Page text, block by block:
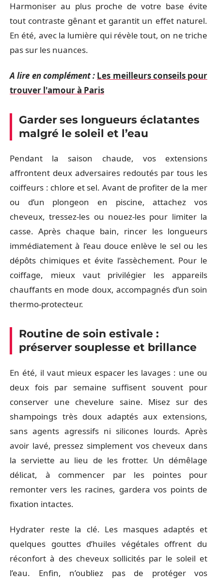
Harmoniser au plus proche de votre base évite
tout contraste gênant et garantit un effet naturel.
En été, avec la lumière qui révèle tout, on ne triche
pas sur les nuances.
A lire en complément : Les meilleurs conseils pour
trouver l'amour à Paris
Garder ses longueurs éclatantes
malgré le soleil et l’eau
Pendant la saison chaude, vos extensions
affrontent deux adversaires redoutés par tous les
coiffeurs : chlore et sel. Avant de profiter de la mer
ou d’un plongeon en piscine, attachez vos
cheveux, tressez-les ou nouez-les pour limiter la
casse. Après chaque bain, rincer les longueurs
immédiatement à l’eau douce enlève le sel ou les
dépôts chimiques et évite l’assèchement. Pour le
coiffage, mieux vaut privilégier les appareils
chauffants en mode doux, accompagnés d’un soin
thermo-protecteur.
Routine de soin estivale :
préserver souplesse et brillance
En été, il vaut mieux espacer les lavages : une ou
deux fois par semaine suffisent souvent pour
conserver une chevelure saine. Misez sur des
shampoings très doux adaptés aux extensions,
sans agents agressifs ni silicones lourds. Après
avoir lavé, pressez simplement vos cheveux dans
la serviette au lieu de les frotter. Un démêlage
délicat, à commencer par les pointes pour
remonter vers les racines, gardera vos points de
fixation intactes.
Hydrater reste la clé. Les masques adaptés et
quelques gouttes d’huiles végétales offrent du
réconfort à des cheveux sollicités par le soleil et
l’eau. Enfin, n’oubliez pas de protéger vos